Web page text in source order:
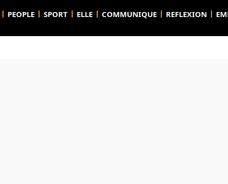
PEOPLE SPORT ELLE COMMUNIQUE REFLEXION